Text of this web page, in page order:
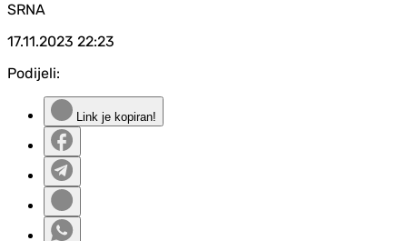
SRNA
17.11.2023 22:23
Podijeli:
Link je kopiran!